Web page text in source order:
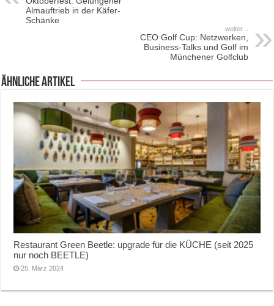
Almauftrieb in der Käfer-
Schänke
weiter ..
CEO Golf Cup: Netzwerken,
Business-Talks und Golf im
Münchener Golfclub
ähnliche Artikel
Restaurant Green Beetle: upgrade für die KÜCHE (seit 2025
nur noch BEETLE)
25. März 2024